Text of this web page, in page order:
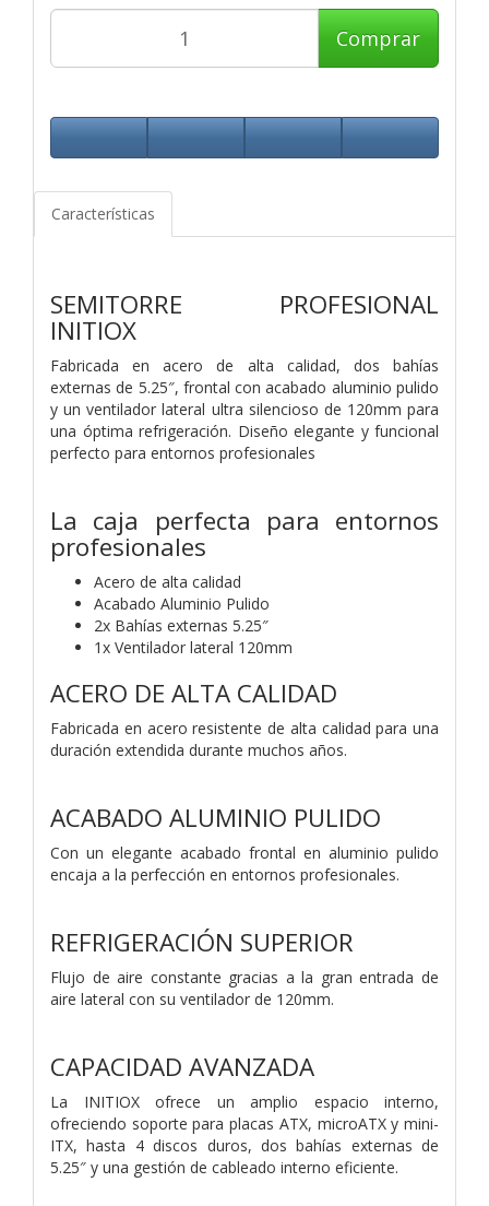
Comprar
Características
SEMITORRE PROFESIONAL
INITIOX
Fabricada en acero de alta calidad, dos bahías
externas de 5.25″, frontal con acabado aluminio pulido
y un ventilador lateral ultra silencioso de 120mm para
una óptima refrigeración. Diseño elegante y funcional
perfecto para entornos profesionales
La caja perfecta para entornos
profesionales
Acero de alta calidad
Acabado Aluminio Pulido
2x Bahías externas 5.25″
1x Ventilador lateral 120mm
ACERO DE ALTA CALIDAD
Fabricada en acero resistente de alta calidad para una
duración extendida durante muchos años.
ACABADO ALUMINIO PULIDO
Con un elegante acabado frontal en aluminio pulido
encaja a la perfección en entornos profesionales.
REFRIGERACIÓN SUPERIOR
Flujo de aire constante gracias a la gran entrada de
aire lateral con su ventilador de 120mm.
CAPACIDAD AVANZADA
La INITIOX ofrece un amplio espacio interno,
ofreciendo soporte para placas ATX, microATX y mini-
ITX, hasta 4 discos duros, dos bahías externas de
5.25″ y una gestión de cableado interno eficiente.